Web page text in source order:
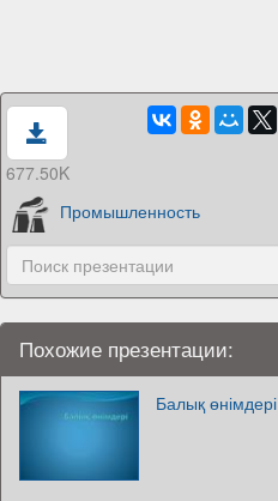
677.50K
Промышленность
Похожие презентации:
Балық өнімдері